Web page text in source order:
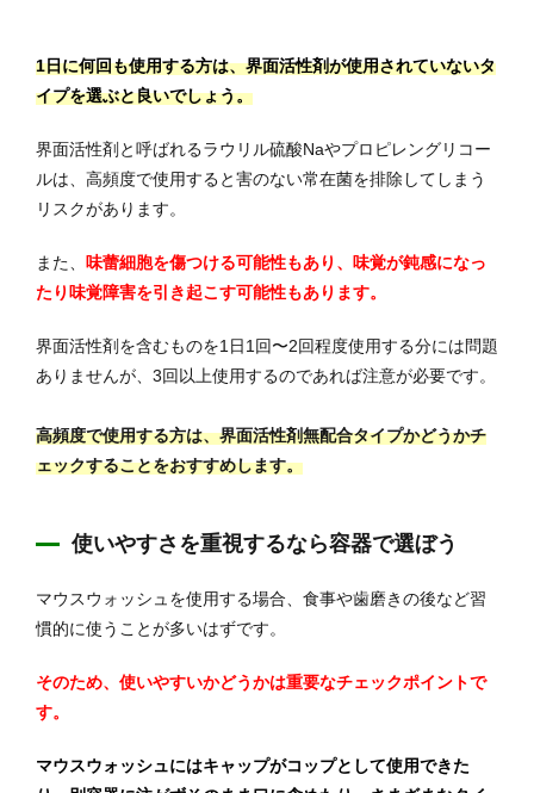
1日に何回も使用する方は、界面活性剤が使用されていないタ
イプを選ぶと良いでしょう。
界面活性剤と呼ばれるラウリル硫酸Naやプロピレングリコー
ルは、高頻度で使用すると害のない常在菌を排除してしまう
リスクがあります。
また、
味蕾細胞を傷つける可能性もあり、味覚が鈍感になっ
たり味覚障害を引き起こす可能性もあります。
界面活性剤を含むものを1日1回〜2回程度使用する分には問題
ありませんが、3回以上使用するのであれば注意が必要です。
高頻度で使用する方は、界面活性剤無配合タイプかどうかチ
ェックすることをおすすめします。
使いやすさを重視するなら容器で選ぼう
マウスウォッシュを使用する場合、食事や歯磨きの後など習
慣的に使うことが多いはずです。
そのため、使いやすいかどうかは重要なチェックポイントで
す。
マウスウォッシュにはキャップがコップとして使用できた